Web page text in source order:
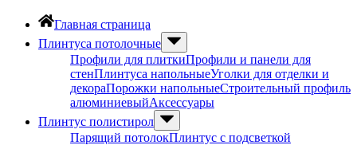
Главная страница
Плинтуса потолочные
Профили для плиткиПрофили и панели для
стенПлинтуса напольныеУголки для отделки и
декораПорожки напольныеСтроительный профиль
алюминиевыйАксессуары
Плинтус полистирол
Парящий потолокПлинтус с подсветкой